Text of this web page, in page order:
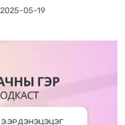
2025-05-19